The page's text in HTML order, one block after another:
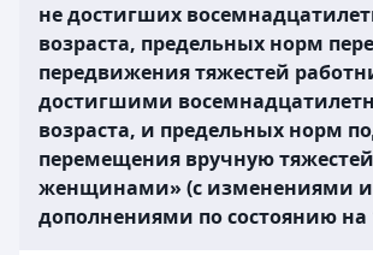
не достигших
возраста, предельных норм
передвижения тяжестей
достигшими
возраста, и предельных норм
перемещения вручную тяжестей
женщинами» (с изменениями и
дополнениями по состоянию на